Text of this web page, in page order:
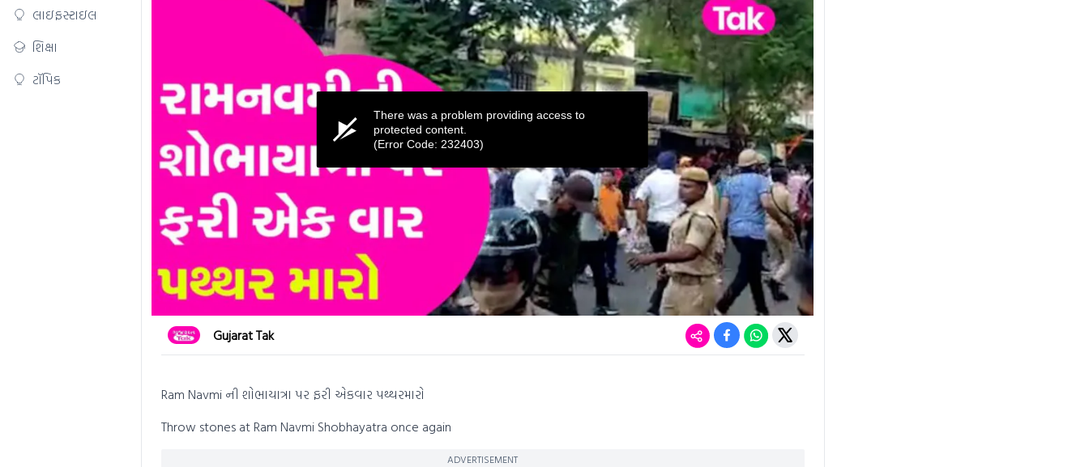
લાઇફસ્ટાઇલ
શિક્ષા
ટૉપિક
seconds
There was a problem providing access to
protected content.
(Error Code: 232403)
Gujarat Tak
Ram Navmi ની શોભાયાત્રા પર ફરી એકવાર પથ્થરમારો
Throw stones at Ram Navmi Shobhayatra once again
ADVERTISEMENT